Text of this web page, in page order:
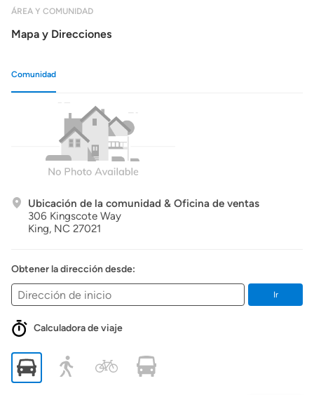
ÁREA Y COMUNIDAD
Mapa y Direcciones
Comunidad
Ubicación de la comunidad & Oficina de ventas
306 Kingscote Way
King, NC 27021
Obtener la dirección desde:
Ir
Calculadora de viaje